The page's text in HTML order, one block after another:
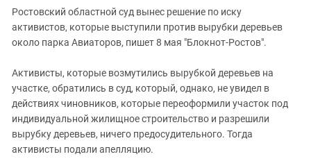
Ростовский областной суд вынес решение по иску
активистов, которые выступили против вырубки деревьев
около парка Авиаторов, пишет 8 мая "Блокнот-Ростов".
Активисты, которые возмутились вырубкой деревьев на
участке, обратились в суд, который, однако, не увидел в
действиях чиновников, которые переоформили участок под
индивидуальной жилищное строительство и разрешили
вырубку деревьев, ничего предосудительного. Тогда
активисты подали апелляцию.